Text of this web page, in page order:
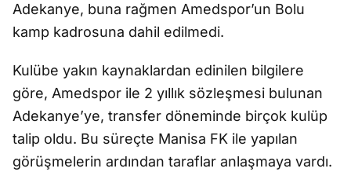
Adekanye, buna rağmen Amedspor’un Bolu
kamp kadrosuna dahil edilmedi.
Kulübe yakın kaynaklardan edinilen bilgilere
göre, Amedspor ile 2 yıllık sözleşmesi bulunan
Adekanye’ye, transfer döneminde birçok kulüp
talip oldu. Bu süreçte Manisa FK ile yapılan
görüşmelerin ardından taraflar anlaşmaya vardı.